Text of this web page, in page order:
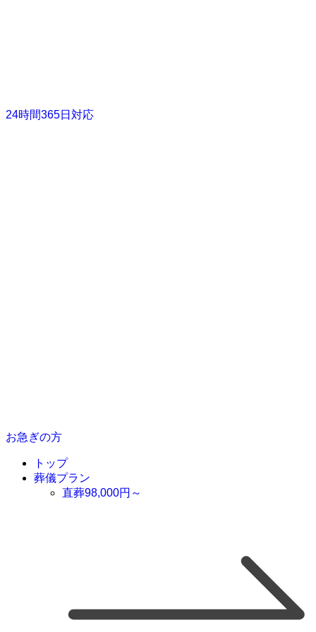
24時間365日対応
お急ぎの方
トップ
葬儀プラン
直葬98,000円～